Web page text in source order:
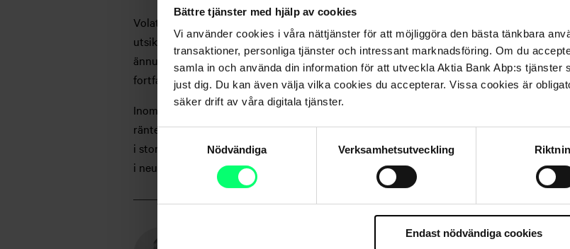
Bättre tjänster med hjälp av cookies
Vi använder cookies i våra nättjänster för att möjliggöra den bästa tänkbara
transaktioner, personliga tjänster och intressant marknadsföring. Om du
samla in och använda din information för att utveckla Aktia Bank Abp:s
just dig. Du kan även välja vilka cookies du accepterar. Vissa cookies är
säker drift av våra digitala tjänster.
Samtyckesval
Nödvändiga
Verksamhetsutveckling
Endast nödvändiga cookies
Volatiliteten på marknaden har varit klart högre än genomsnittet på aktie-, ränte- och
utsikterna. Avmattningen av den ekonomiska tillväxten och resultattillväxten syns redan
ännu inte prissätter risken för en konjunkturnedgång och resultatrecession, trots att
fortfarande aktierna i undervikt, de långa räntorna i neutralvikt och de korta räntorna i
Inom aktieallokeringen överviktar vi Europa och är i undervikt i Norden. USA, Japan
ränteallokeringen håller vi statsobligationerna inom euroområdet i stor undervikt och
i stor övervikt. Investment Grade-företagsobligationer, High Yield-
i neutralvikt.